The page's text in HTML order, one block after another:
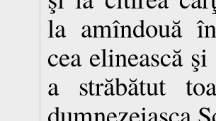
la amîndouă
cea elinească
a străbătut
dumnezeiasca